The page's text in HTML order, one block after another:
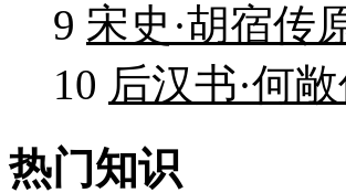
9 宋史·胡宿传
10 后汉书·何
热门知识